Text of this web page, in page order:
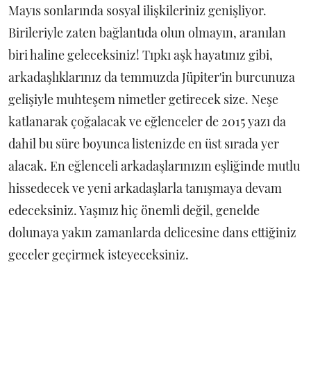
Mayıs sonlarında sosyal ilişkileriniz genişliyor.
Birileriyle zaten bağlantıda olun olmayın, aranılan
biri haline geleceksiniz! Tıpkı aşk hayatınız gibi,
arkadaşlıklarınız da temmuzda Jüpiter'in burcunuza
gelişiyle muhteşem nimetler getirecek size. Neşe
katlanarak çoğalacak ve eğlenceler de 2015 yazı da
dahil bu süre boyunca listenizde en üst sırada yer
alacak. En eğlenceli arkadaşlarınızın eşliğinde mutlu
hissedecek ve yeni arkadaşlarla tanışmaya devam
edeceksiniz. Yaşınız hiç önemli değil, genelde
dolunaya yakın zamanlarda delicesine dans ettiğiniz
geceler geçirmek isteyeceksiniz.